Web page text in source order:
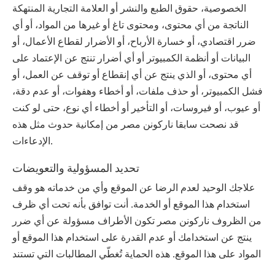
الخصوصية، حقوق الطبع والنشر أو العلامة التجارية المنتهكة
الناتجة من أي محتوى، ومحتوى تاغ أو غيرها من المواد، أو أي
ضرر اقتصادي، أو خسارة الأرباح، أو الأضرار لقطاع الأعمال، أو
البيانات أو أنظمة الكمبيوتر أو أي أضرار تنتج عن الإعتماد على
أي محتوى، أو الذي ينتج عن أي إنقطاع أو توقف عن العمل، أو
فشل الكمبيوتر، أو حذف ملفات، أو أخطاء وهفوات، أو عدم دقة،
أو عيوب، أو فيروسات، أو التأخير أو أخطاء أي نوع، حتى لو كنت
قد نصحت سابقا ‫ناركونن‬ ‫مصر‬ من إمكانية حدوث مثل هذه
الإدعاءات.
تحديد المسؤولية والتعويضات
علاجك الوحيد لعدم الرضا عن الموقع وأي من خدماته هو وقف
استخدام هذا الموقع أو الخدمة. أنت توافق بأنه تحت أي ظرف
من الظروف ‫ناركونن‬ ‫مصر‬ تكون الأطراف مسؤولة عن أي ضرر
ينتج عن استخدامك أو عدم القدرة على استخدام هذا الموقع أو
المواد على هذا الموقع. هذه الحماية تُغطّي المطالبات التي تستند